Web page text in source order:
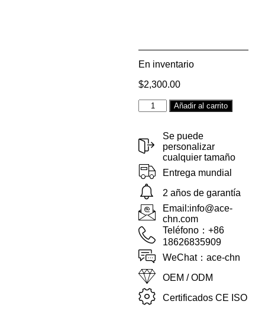
En inventario
$2,300.00
Añadir al carrito
Se puede
personalizar
cualquier tamaño
Entrega mundial
2 años de garantía
Email:info@ace-
chn.com
Teléfono：+86
18626835909
WeChat：ace-chn
OEM / ODM
Certificados CE ISO